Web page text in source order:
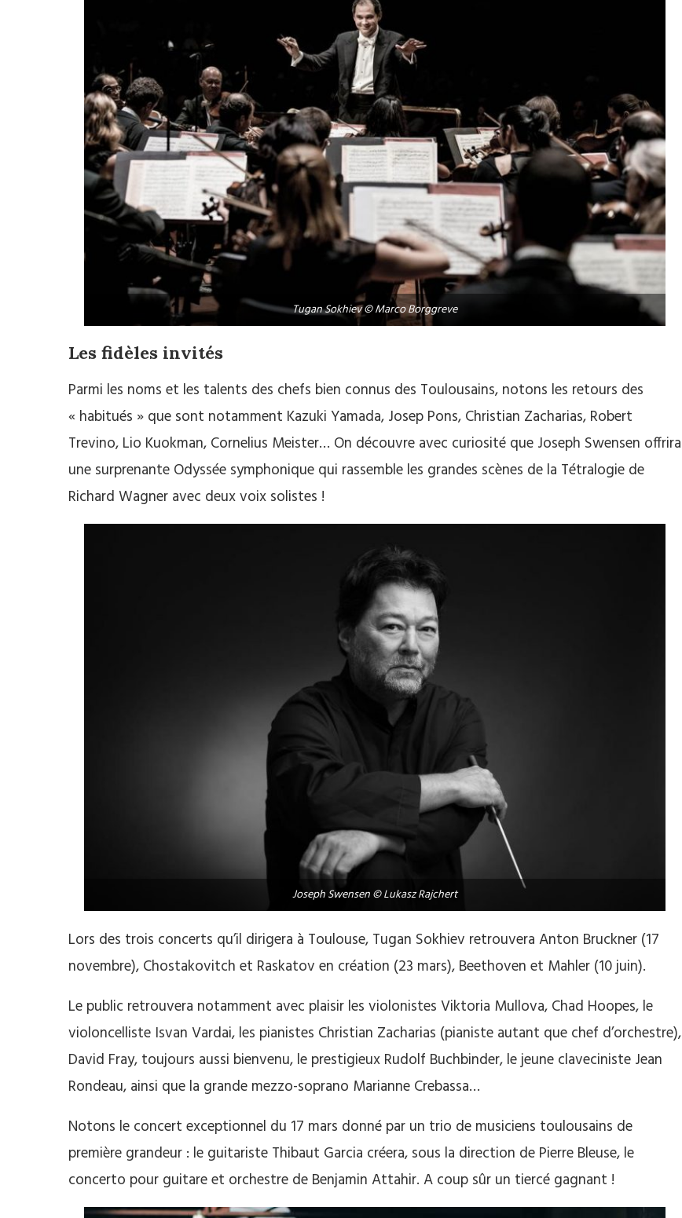
Tugan Sokhiev © Marco Borggreve
Les fidèles invités
Parmi les noms et les talents des chefs bien connus des Toulousains, notons les retours des
« habitués » que sont notamment Kazuki Yamada, Josep Pons, Christian Zacharias, Robert
Trevino, Lio Kuokman, Cornelius Meister… On découvre avec curiosité que Joseph Swensen offrira
une surprenante Odyssée symphonique qui rassemble les grandes scènes de la Tétralogie de
Richard Wagner avec deux voix solistes !
Joseph Swensen © Lukasz Rajchert
Lors des trois concerts qu’il dirigera à Toulouse, Tugan Sokhiev retrouvera Anton Bruckner (17
novembre), Chostakovitch et Raskatov en création (23 mars), Beethoven et Mahler (10 juin).
Le public retrouvera notamment avec plaisir les violonistes Viktoria Mullova, Chad Hoopes, le
violoncelliste Isvan Vardai, les pianistes Christian Zacharias (pianiste autant que chef d’orchestre),
David Fray, toujours aussi bienvenu, le prestigieux Rudolf Buchbinder, le jeune claveciniste Jean
Rondeau, ainsi que la grande mezzo-soprano Marianne Crebassa…
Notons le concert exceptionnel du 17 mars donné par un trio de musiciens toulousains de
première grandeur : le guitariste Thibaut Garcia créera, sous la direction de Pierre Bleuse, le
concerto pour guitare et orchestre de Benjamin Attahir. A coup sûr un tiercé gagnant !